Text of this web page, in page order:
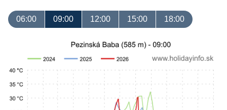
06:00 09:00 12:00 15:00 18:00